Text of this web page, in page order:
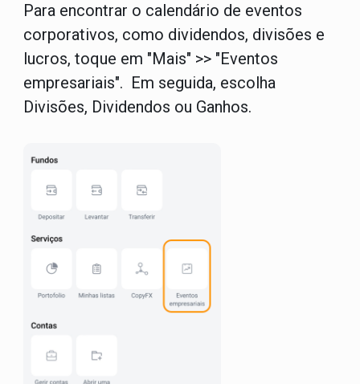
Para encontrar o calendário de eventos
corporativos, como dividendos, divisões e
lucros, toque em "Mais" >> "Eventos
empresariais". Em seguida, escolha
Divisões, Dividendos ou Ganhos.